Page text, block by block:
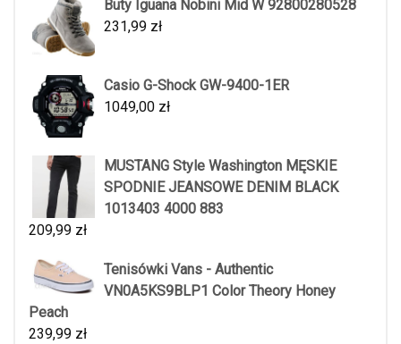
Buty Iguana Nobini Mid W 92800280528
231,99 zł
Casio G-Shock GW-9400-1ER
1049,00 zł
MUSTANG Style Washington MĘSKIE
SPODNIE JEANSOWE DENIM BLACK
1013403 4000 883
209,99 zł
Tenisówki Vans - Authentic
VN0A5KS9BLP1 Color Theory Honey
Peach
239,99 zł